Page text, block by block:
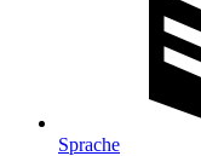
Sprache